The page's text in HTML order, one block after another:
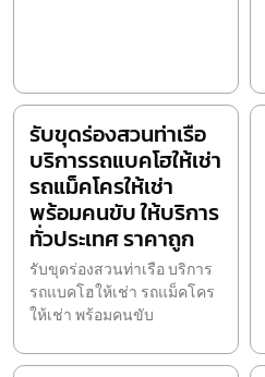
รับขุดร่องสวนท่าเรือ
บริการรถแบคโฮให้เช่า
รถแม็คโครให้เช่า
พร้อมคนขับ ให้บริการ
ทั่วประเทศ ราคาถูก
รับขุดร่องสวนท่าเรือ บริการ
รถแบคโฮให้เช่า รถแม็คโคร
ให้เช่า พร้อมคนขับ